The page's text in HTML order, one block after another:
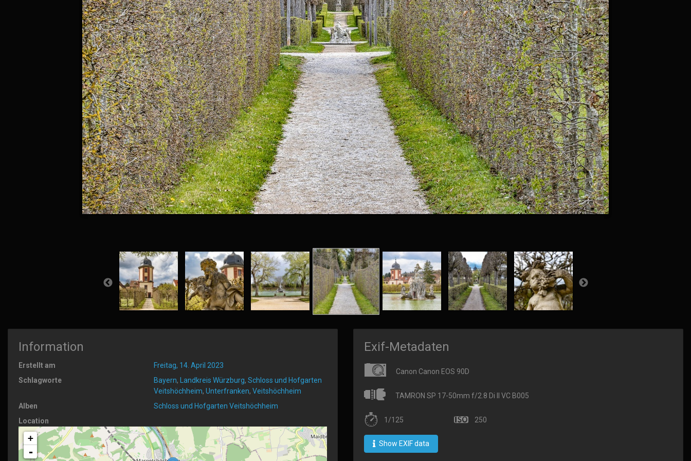
Information
Erstellt am
Freitag, 14. April 2023
Schlagworte
Bayern, Landkreis Würzburg, Schloss und Hofgarten
Veitshöchheim, Unterfranken, Veitshöchheim
Alben
Schloss und Hofgarten Veitshöchheim
Location
+
-
Exif-Metadaten
Canon Canon EOS 90D
TAMRON SP 17-50mm f/2.8 Di II VC B005
1/125 250
Show EXIF data